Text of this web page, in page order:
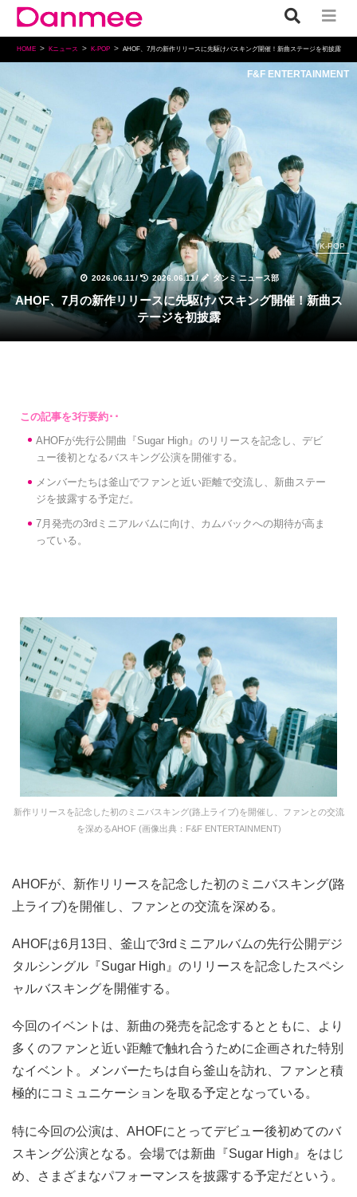
HOME Kニュース K-POP AHOF、7月の新作リリースに先駆けバスキング開催！新曲ステージを初披露
F&F ENTERTAINMENT
2026.06.11 / 2026.06.11/ ダンミ ニュース部
K-POP
AHOF、7月の新作リリースに先駆けバスキング開催！新曲ス
テージを初披露
AHOFが先行公開曲『Sugar High』のリリースを記念し、デビ
ュー後初となるバスキング公演を開催する。
メンバーたちは釜山でファンと近い距離で交流し、新曲ステー
ジを披露する予定だ。
7月発売の3rdミニアルバムに向け、カムバックへの期待が高ま
っている。
新作リリースを記念した初のミニバスキング(路上ライブ)を開催し、ファンとの交流
を深めるAHOF (画像出典：F&F ENTERTAINMENT)
AHOFが、新作リリースを記念した初のミニバスキング(路
上ライブ)を開催し、ファンとの交流を深める。
AHOFは6月13日、釜山で3rdミニアルバムの先行公開デジ
タルシングル『Sugar High』のリリースを記念したスペシ
ャルバスキングを開催する。
今回のイベントは、新曲の発売を記念するとともに、より
多くのファンと近い距離で触れ合うために企画された特別
なイベント。メンバーたちは自ら釜山を訪れ、ファンと積
極的にコミュニケーションを取る予定となっている。
特に今回の公演は、AHOFにとってデビュー後初めてのバ
スキング公演となる。会場では新曲『Sugar High』をはじ
め、さまざまなパフォーマンスを披露する予定だという。